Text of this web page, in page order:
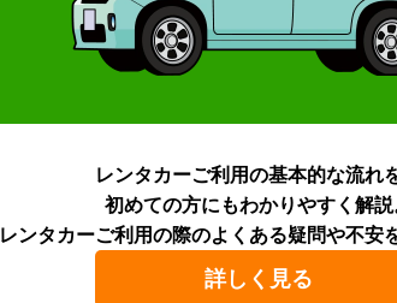
レンタカーご利用の基本的な流れを
初めての方にもわかりやすく解説
レンタカーご利用の際のよくある疑問や不安
詳しく見る